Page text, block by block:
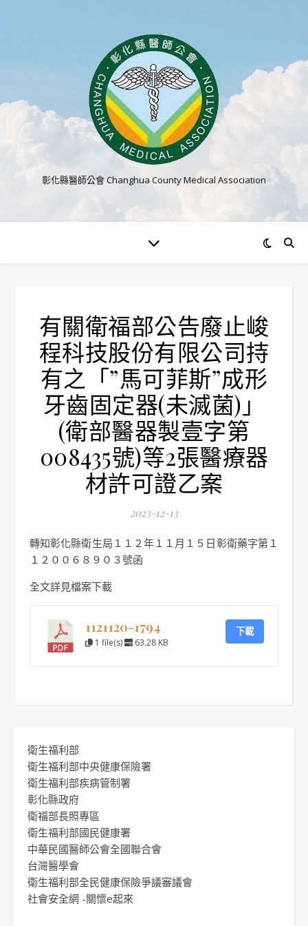
彰化縣醫師公會 Changhua County Medical Association
有關衛福部公告廢止峻
程科技股份有限公司持
有之「”馬可菲斯”成形
牙齒固定器(未滅菌)」
(衛部醫器製壹字第
008435號)等2張醫療器
材許可證乙案
2023-12-13
轉知彰化縣衛生局１１２年１１月１５日彰衛藥字第１
１２００６８９０３號函
全文詳見檔案下載
1121120-1794
1 file(s) 63.28 KB
下載
衛生福利部
衛生福利部中央健康保險署
衛生福利部疾病管制署
彰化縣政府
衛福部長照專區
衛生福利部國民健康署
中華民國醫師公會全國聯合會
台灣醫學會
衛生福利部全民健康保險爭議審議會
社會安全網 -關懷e起來